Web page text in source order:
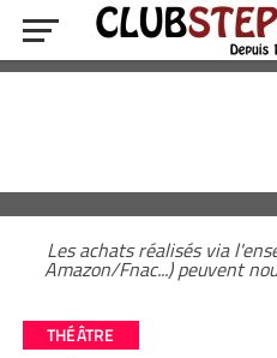
Les achats réalisés via
Amazon/Fnac...) peuvent
THÉÂTRE